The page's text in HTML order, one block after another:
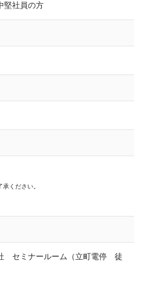
堅社員の方
ください。
セミナールーム（立町電停 徒